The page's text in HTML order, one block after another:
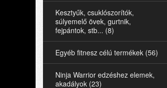
Kesztyűk, csuklószorítók,
súlyemelő övek, gurtnik,
fejpántok, stb... (8)
Egyéb fitnesz célú termékek (56)
Ninja Warrior edzéshez elemek,
akadályok (23)